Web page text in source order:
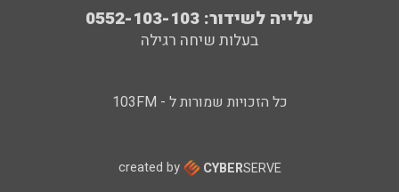
עלייה לשידור: 0552-103-103
בעלות שיחה רגילה
כל הזכויות שמורות ל - 103FM
created by CYBERSERVE